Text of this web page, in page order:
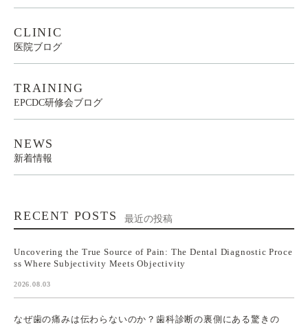
CLINIC
医院ブログ
TRAINING
EPCDC研修会ブログ
NEWS
新着情報
RECENT POSTS 最近の投稿
Uncovering the True Source of Pain: The Dental Diagnostic Proce
ss Where Subjectivity Meets Objectivity
2026.08.03
なぜ歯の痛みは伝わらないのか？歯科診断の裏側にある驚きの